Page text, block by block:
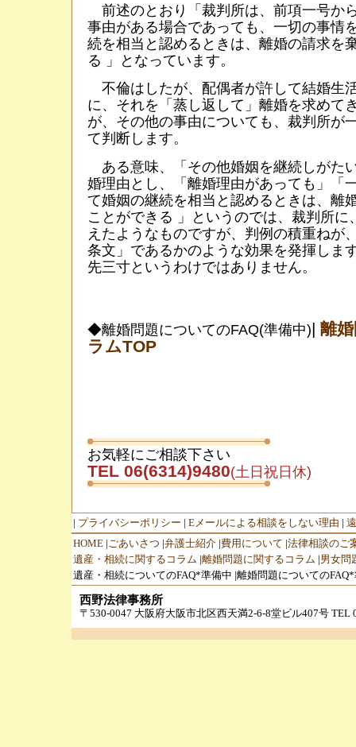
前述のとおり「裁判所は、前項一号か
事由がある場合であっても、一切の事情
続を相当と認めるときは、離婚の請求を
る 」となっています。
不倫はしたが、配偶者が許して結婚生
に、それを「蒸し返して」離婚を求めて
が、その他の事由についても、裁判所が
て判断します。
ある意味、「その他婚姻を継続しがた
婚理由とし、「離婚理由があっても」「
て婚姻の継続を相当と認めるときは、離
ことができる 」というのでは、裁判所に
えたようなものですが、判例の積重ねが
条文」であるかのような効果を発揮しま
先三寸というわけではありません。
◆離婚問題についてのFAQ(準備中)| 離
ラムTOP
お気軽にご相談下さい
TEL 06(6314)9480(土日祝日休)
| プライバシーポリシー | Eメールによる相談をしない理由 |
HOME | ごあいさつ |弁護士紹介 |費用について |法律相談のご
遺産・相続に関するコラム |離婚問題に関するコラム |男女問
遺産・相続についてのFAQ*準備中 |離婚問題についての
西野法律事務所
〒530-0047 大阪府大阪市北区西天満2-6-8堂ビル407号 TEL